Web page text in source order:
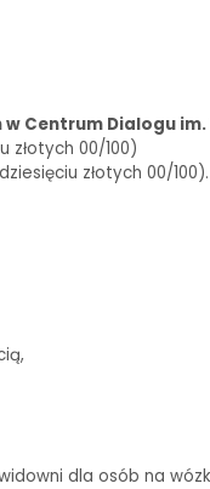
Centrum Dialogu im.
złotych 00/100)
złotych 00/100).
dla osób na